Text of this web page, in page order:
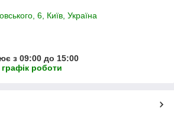
6, Київ, Україна
з 09:00 до 15:00
роботи